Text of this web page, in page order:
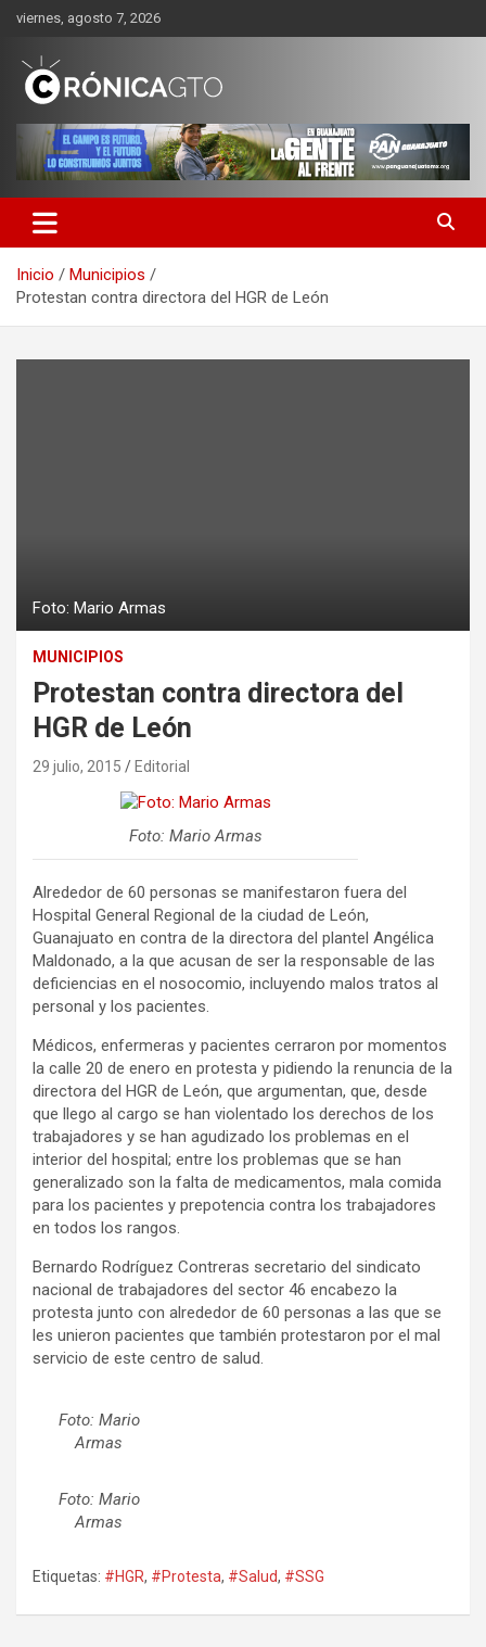
Saltar
contenido
viernes, agosto 7, 2026
CRONICA GUANAJUATO
Inicio
Municipios
Protestan contra directora del HGR de León
Foto: Mario Armas
MUNICIPIOS
Protestan contra directora del
HGR de León
29 julio, 2015 Editorial
Foto: Mario Armas
Alrededor de 60 personas se manifestaron fuera del
Hospital General Regional de la ciudad de León,
Guanajuato en contra de la directora del plantel Angélica
Maldonado, a la que acusan de ser la responsable de las
deficiencias en el nosocomio, incluyendo malos tratos al
personal y los pacientes.
Médicos, enfermeras y pacientes cerraron por momentos
la calle 20 de enero en protesta y pidiendo la renuncia de la
directora del HGR de León, que argumentan, que, desde
que llego al cargo se han violentado los derechos de los
trabajadores y se han agudizado los problemas en el
interior del hospital; entre los problemas que se han
generalizado son la falta de medicamentos, mala comida
para los pacientes y prepotencia contra los trabajadores
en todos los rangos.
Bernardo Rodríguez Contreras secretario del sindicato
nacional de trabajadores del sector 46 encabezo la
protesta junto con alrededor de 60 personas a las que se
les unieron pacientes que también protestaron por el mal
servicio de este centro de salud.
Foto: Mario
Armas
Foto: Mario
Armas
Etiquetas: #HGR, #Protesta, #Salud, #SSG